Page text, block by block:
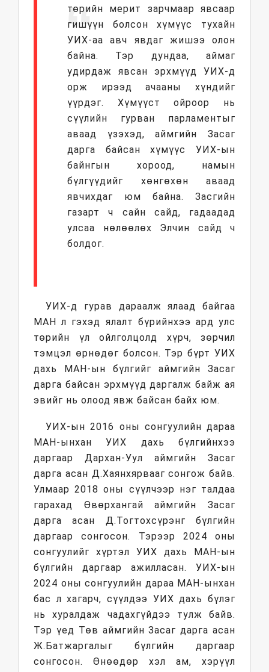
төрийн мерит зарчмаар явсаар
гишүүн болсон хүмүүс тухайн
УИХ-аа авч явдаг жишээ олон
байна. Тэр дундаа, аймаг
удирдаж явсан эрхмүүд УИХ-д
орж ирээд ачааны хүндийг
үүрдэг. Хүмүүст ойроор нь
сүүлийн гурван парламентыг
аваад үзэхэд, аймгийн Засаг
дарга байсан хүмүүс УИХ-ын
байнгын хороод, намын
бүлгүүдийг хөнгөхөн аваад
явчихдаг юм байна. Засгийн
газарт ч сайн сайд, гадаадад
улсаа нөлөөлөх Элчин сайд ч
болдог.
УИХ-д гурав дараалж ялаад байгаа
МАН л гэхэд ялалт бүрийнхээ ард улс
төрийн үл ойлголцолд хүрч, зөрчил
тэмцэл өрнөдөг болсон. Тэр бүрт УИХ
дахь МАН-ын бүлгийг аймгийн Засаг
дарга байсан эрхмүүд даргалж байж ая
эвийг нь олоод явж байсан байх юм.
УИХ-ын 2016 оны сонгуулийн дараа
МАН-ынхан УИХ дахь бүлгийнхээ
даргаар Дархан-Уул аймгийн Засаг
дарга асан Д.Хаянхярвааг сонгож байв.
Улмаар 2018 оны сүүлчээр нэг талдаа
гарахад Өвөрхангай аймгийн Засаг
дарга асан Д.Тогтохсүрэнг бүлгийн
даргаар сонгосон. Тэрээр 2024 оны
сонгуулийг хүртэл УИХ дахь МАН-ын
бүлгийн даргаар ажилласан. УИХ-ын
2024 оны сонгуулийн дараа МАН-ынхан
бас л хагарч, сүүлдээ УИХ дахь бүлэг
нь хуралдаж чадахгүйдээ тулж байв.
Тэр үед Төв аймгийн Засаг дарга асан
Ж.Батжаргалыг бүлгийн даргаар
сонгосон. Өнөөдөр хэл ам, хэрүүл